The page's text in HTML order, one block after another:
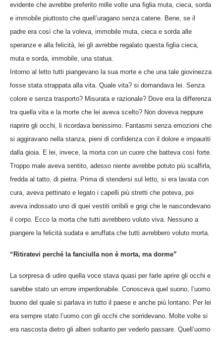
evidente che avrebbe preferito mille volte una figlia muta, cieca, sorda
e immobile piuttosto che quell’uragano senza catene. Bene, se il
padre era così che la voleva, immobile muta, cieca e sorda alle
speranze e alla felicità, lei gli avrebbe regalato questa figlia cieca,
muta e sorda, immobile, una statua.
Intorno al letto tutti piangevano la sua morte e che una tale giovinezza
fosse stata strappata alla vita. Quale vita? si domandava lei. Senza
colore e senza trasporto? Misurata e razionale? Dove era la differenza
tra quella vita e la morte che lei aveva scelto? Non doveva neppure
riaprire gli occhi, li ricordava benissimo. Fantasmi senza emozioni che
si aggiravano nella stanza, pieni di confidenza con il dolore e impauriti
dalla gioia. E lei, invece, la morta con un cuore che batteva così forte.
Troppo male aveva sentito, adesso niente avrebbe potuto più scalfirla,
fredda al tatto, di pietra. Prima di stendersi sul letto, si era lavata con
cura, aveva pettinato e legato i capelli più stretti che poteva, poi
aveva indossato uno di quei vestiti orribili e grigi che le nascondevano
il corpo. Ecco la morta che tutti avrebbero voluto viva. Nessuno a
piangere la felicità sudata e arruffata che tutti avrebbero voluto morta.
“Ritiratevi perché la fanciulla non è morta, ma dorme”
La sorpresa di udire quella voce stava quasi per farle aprire gli occhi e
sarebbe stato un errore imperdonabile. Conosceva quel suono, l’uomo
buono del quale si parlava in tutto il paese e anche più lontano. Per lei
era sempre stato l’uomo con gli occhi che sorridevano. Molte volte si
era nascosta dietro gli alberi soltanto per vederlo passare. Quell’uomo